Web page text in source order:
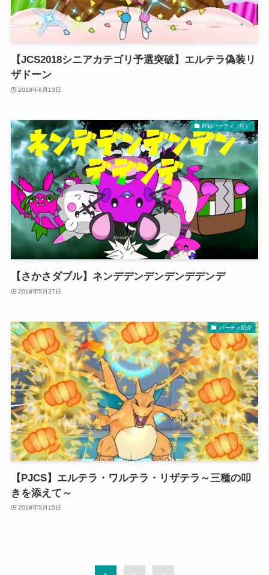
【JCS2018シニアカテゴリ予選突破】エルテラ偽装リ
ザドーン
2018年6月13日
対戦パーティ（狂）
【さかさダブル】ネンデデンデンデンデデンデ
2018年5月27日
パーティ紹介
【PJCS】エルテラ・ワルテラ・リザテラ～三種の叩
きを添えて～
2018年5月15日